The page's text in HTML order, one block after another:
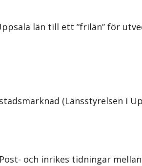
län till ett ”frilän” för
(Länsstyrelsen i
och inrikes tidningar